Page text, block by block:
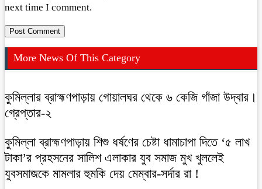
next time I comment.
More News Of This Category
কুমিল্লার ব্রাহ্মণপাড়ায় গোয়ালঘর থেকে ৬ কেজি গাঁজা উদ্বার।
গ্রেপ্তার-২
কুমিল্লা ব্রাহ্মণপাড়ায় শিশু ধর্ষণের চেষ্টা ধামাচাপা দিতে ‘৫ লাখ
টাকা’র প্রহসনের সালিশ এলাকার যুব সমাজ মুখ খুললেই
যুবসমাজকে মামলার হুমকি দেয় মেম্বার-সর্দার রা !